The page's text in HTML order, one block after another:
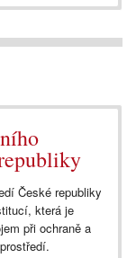
České republiky
která je
při ochraně a